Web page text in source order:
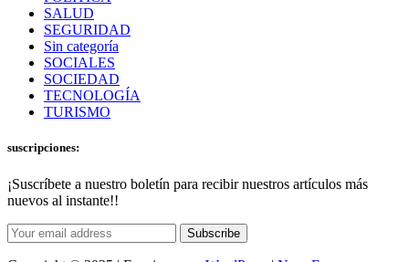
SALUD
SEGURIDAD
Sin categoría
SOCIALES
SOCIEDAD
TECNOLOGÍA
TURISMO
suscripciones:
¡Suscríbete a nuestro boletín para recibir nuestros artículos más
nuevos al instante!!
Subscribe